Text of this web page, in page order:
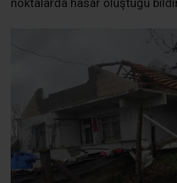
Can Kaybı Olmaması Teselli
Yaşanan tüm olumsuzluklara
can kaybı ya da yaralanma
en büyük teselli oldu. Yetkililer,
olumsuzluklara karşı tedbirli